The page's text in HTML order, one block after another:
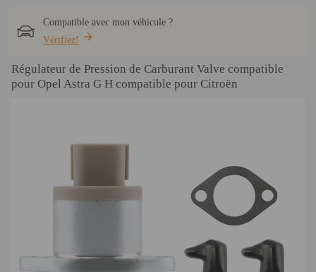
Compatible avec mon véhicule ?
Vérifiez!
Régulateur de Pression de Carburant Valve compatible
pour Opel Astra G H compatible pour Citroën